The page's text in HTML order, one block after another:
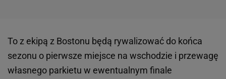
To z ekipą z Bostonu będą rywalizować do końca
sezonu o pierwsze miejsce na wschodzie i przewagę
własnego parkietu w ewentualnym finale